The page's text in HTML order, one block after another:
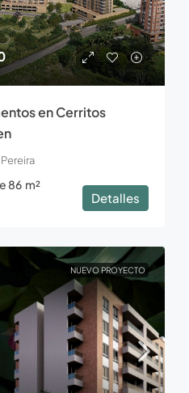
en Cerritos
86 m²
Detalles
NUEVO PROYECTO